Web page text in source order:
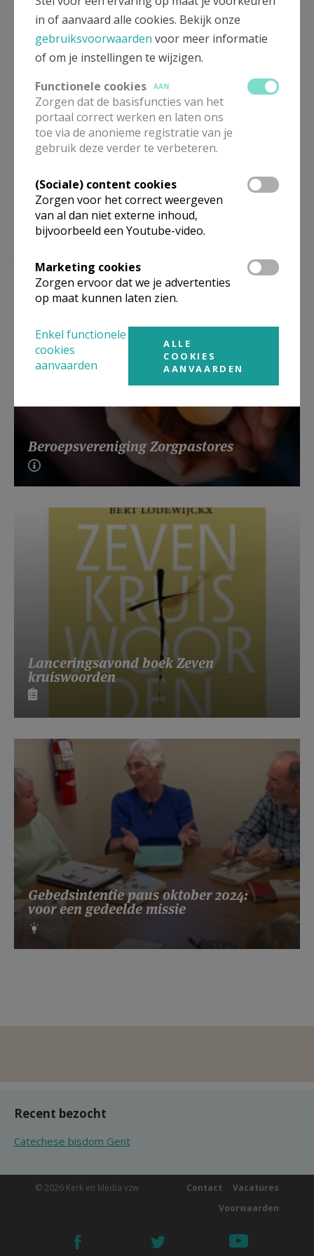
catechese Doopproject bisdom Gent
CCV Gent leven vanuit de doop
Deel dit artikel
Beroepsvereniging Zorgpastores
Lanceringsavond boek Zeven
kruiswoorden
Gebedsintentie paus oktober 2024:
voor een gedeelde missie
Recent bezocht
Catechese bisdom Gent
© 2026 Kerk en Media vzw Vacatures
Contact
Voorwaarden
in of aanvaard alle cookies. Bekijk onze
gebruiksvoorwaarden voor meer informatie
of om je instellingen te wijzigen.
Functionele cookies
AAN
Zorgen dat de basisfuncties van het
portaal correct werken en laten ons
toe via de anonieme registratie van je
gebruik deze verder te verbeteren.
(Sociale) content cookies
Zorgen voor het correct weergeven
van al dan niet externe inhoud,
bijvoorbeeld een Youtube-video.
Marketing cookies
Zorgen ervoor dat we je advertenties
op maat kunnen laten zien.
Enkel functionele
cookies
aanvaarden
ALLE
COOKIES
AANVAARDEN